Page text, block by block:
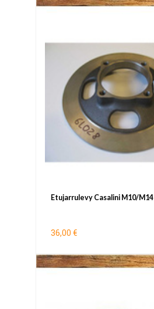
Etujarrulevy Casalini M10/M14
36,00 €